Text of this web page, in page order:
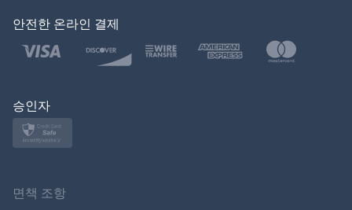
Türkçe
Polski
안전한 온라인 결제
승인자
면책 조항